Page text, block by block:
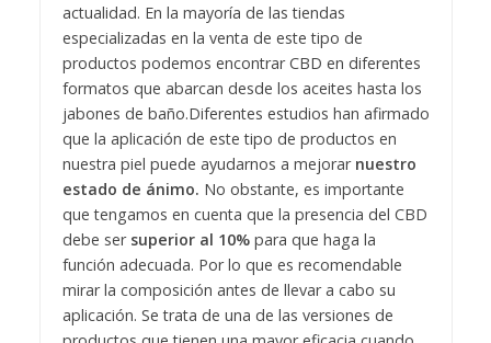
actualidad. En la mayoría de las tiendas
especializadas en la venta de este tipo de
productos podemos encontrar CBD en diferentes
formatos que abarcan desde los aceites hasta los
jabones de baño.Diferentes estudios han afirmado
que la aplicación de este tipo de productos en
nuestra piel puede ayudarnos a mejorar nuestro
estado de ánimo. No obstante, es importante
que tengamos en cuenta que la presencia del CBD
debe ser superior al 10%para que haga la
función adecuada. Por lo que es recomendable
mirar la composición antes de llevar a cabo su
aplicación. Se trata de una de las versiones de